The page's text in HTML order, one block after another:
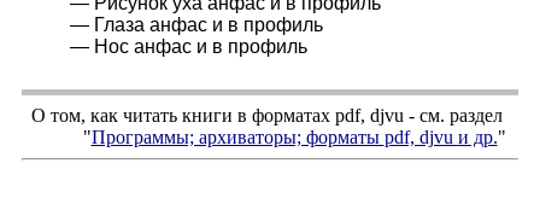
— Глаза анфас и в профиль
— Нос анфас и в профиль
О том, как читать книги в форматах pdf, djvu - см. раздел
"Программы; архиваторы; форматы pdf, djvu и др."